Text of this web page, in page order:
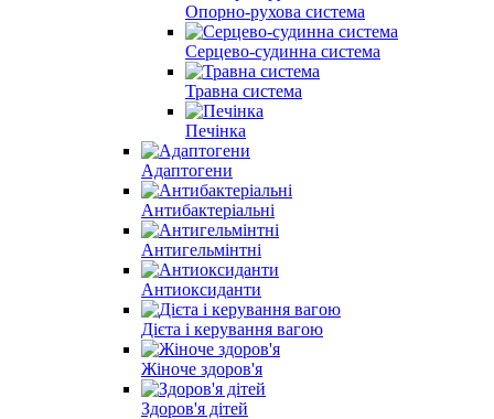
Опорно-рухова система
Серцево-судинна система
Травна система
Печінка
Адаптогени
Антибактеріальні
Антигельмінтні
Антиоксиданти
Дієта і керування вагою
Жіноче здоров'я
Здоров'я дітей